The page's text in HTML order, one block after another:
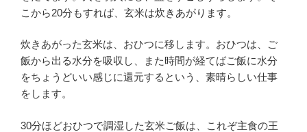
こから20分もすれば、玄米は炊きあがります。
炊きあがった玄米は、おひつに移します。おひつは、ご
飯から出る水分を吸収し、また時間が経てばご飯に水分
をちょうどいい感じに還元するという、素晴らしい仕事
をします。
30分ほどおひつで調湿した玄米ご飯は、これぞ主食の王